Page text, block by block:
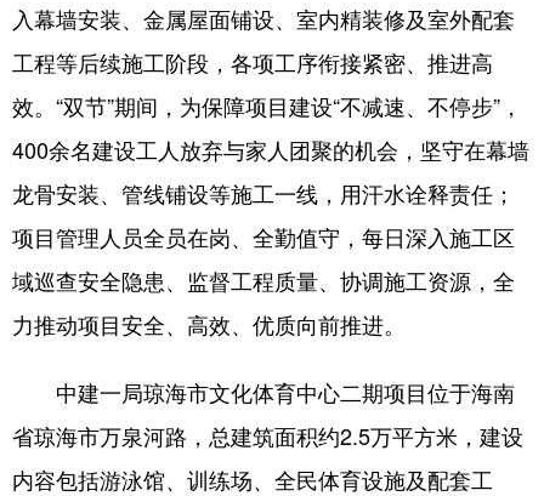
入幕墙安装、金属屋面铺设、室内精装修及室外配套
工程等后续施工阶段，各项工序衔接紧密、推进高
效。“双节”期间，为保障项目建设“不减速、不停步”，
400余名建设工人放弃与家人团聚的机会，坚守在幕墙
龙骨安装、管线铺设等施工一线，用汗水诠释责任；
项目管理人员全员在岗、全勤值守，每日深入施工区
域巡查安全隐患、监督工程质量、协调施工资源，全
力推动项目安全、高效、优质向前推进。
中建一局琼海市文化体育中心二期项目位于海南
省琼海市万泉河路，总建筑面积约2.5万平方米，建设
内容包括游泳馆、训练场、全民体育设施及配套工